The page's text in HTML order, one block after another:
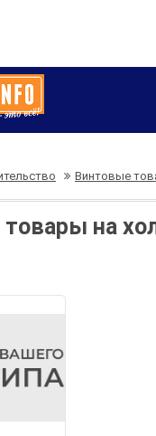
Винтовые
на